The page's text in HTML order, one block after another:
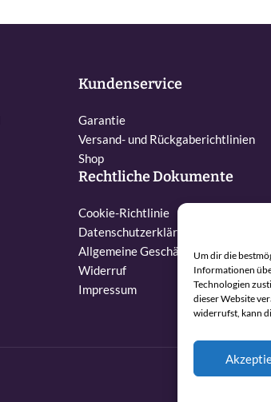
Um dir die
Informationen
Technologien
dieser Website
widerrufst, kann
Kundenservice
Garantie
Versand- und Rückgaberichtlinien
Shop
Rechtliche Dokumente
Cookie-Richtlinie
Datenschutzerklärung
Allgemeine Geschäftsbedingungen
Widerruf
Impressum